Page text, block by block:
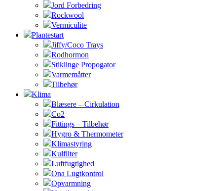
Jord Forbedring
Rockwool
Vermiculite
Plantestart
Jiffy/Coco Trays
Rodhormon
Stiklinge Propogator
Varmemåtter
Tilbehør
Klima
Blæsere – Cirkulation
Co2
Fittings – Tilbehør
Hygro & Thermometer
Klimastyring
Kulfilter
Luftfugtighed
Ona Lugtkontrol
Opvarmning